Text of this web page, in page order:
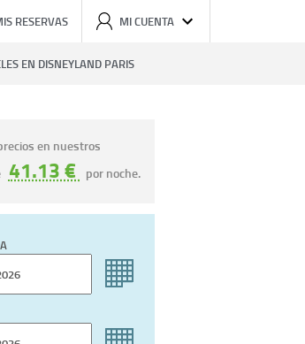
RESERVAS MI CUENTA
EN DISNEYLAND PARIS
en nuestros
41.13 € por noche.